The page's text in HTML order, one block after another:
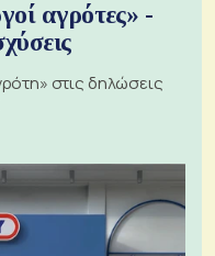
αγρότες» -
στις δηλώσεις